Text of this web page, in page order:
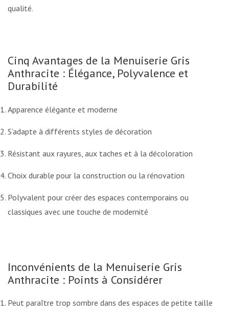
qualité.
Cinq Avantages de la Menuiserie Gris
Anthracite : Élégance, Polyvalence et
Durabilité
Apparence élégante et moderne
S’adapte à différents styles de décoration
Résistant aux rayures, aux taches et à la décoloration
Choix durable pour la construction ou la rénovation
Polyvalent pour créer des espaces contemporains ou
classiques avec une touche de modernité
Inconvénients de la Menuiserie Gris
Anthracite : Points à Considérer
Peut paraître trop sombre dans des espaces de petite taille